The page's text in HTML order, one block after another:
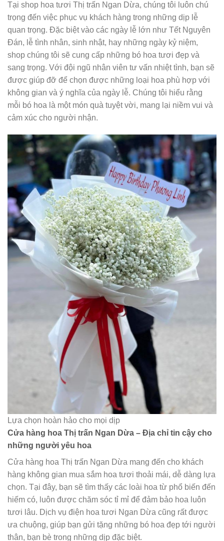
Tại shop hoa tươi Thị trấn Ngan Dừa, chúng tôi luôn chú
trọng đến việc phục vụ khách hàng trong những dịp lễ
quan trọng. Đặc biệt vào các ngày lễ lớn như Tết Nguyên
Đán, lễ tình nhân, sinh nhật, hay những ngày kỷ niệm,
shop chúng tôi sẽ cung cấp những bó hoa tươi đẹp và
sang trọng. Với đội ngũ nhân viên tư vấn nhiệt tình, bạn sẽ
được giúp đỡ để chọn được những loại hoa phù hợp với
không gian và ý nghĩa của ngày lễ. Chúng tôi hiểu rằng
mỗi bó hoa là một món quà tuyệt vời, mang lại niềm vui và
cảm xúc cho người nhận.
Lựa chọn hoàn hảo cho mọi dịp
Cửa hàng hoa Thị trấn Ngan Dừa – Địa chỉ tin cậy cho
những người yêu hoa
Cửa hàng hoa Thị trấn Ngan Dừa mang đến cho khách
hàng không gian mua sắm hoa tươi thoải mái, dễ dàng lựa
chọn. Tại đây, bạn sẽ tìm thấy các loài hoa từ phổ biến đến
hiếm có, luôn được chăm sóc tỉ mỉ để đảm bảo hoa luôn
tươi lâu. Dịch vụ điện hoa tươi Ngan Dừa cũng rất được
ưa chuộng, giúp bạn gửi tặng những bó hoa đẹp tới người
thân, bạn bè trong những dịp đặc biệt.